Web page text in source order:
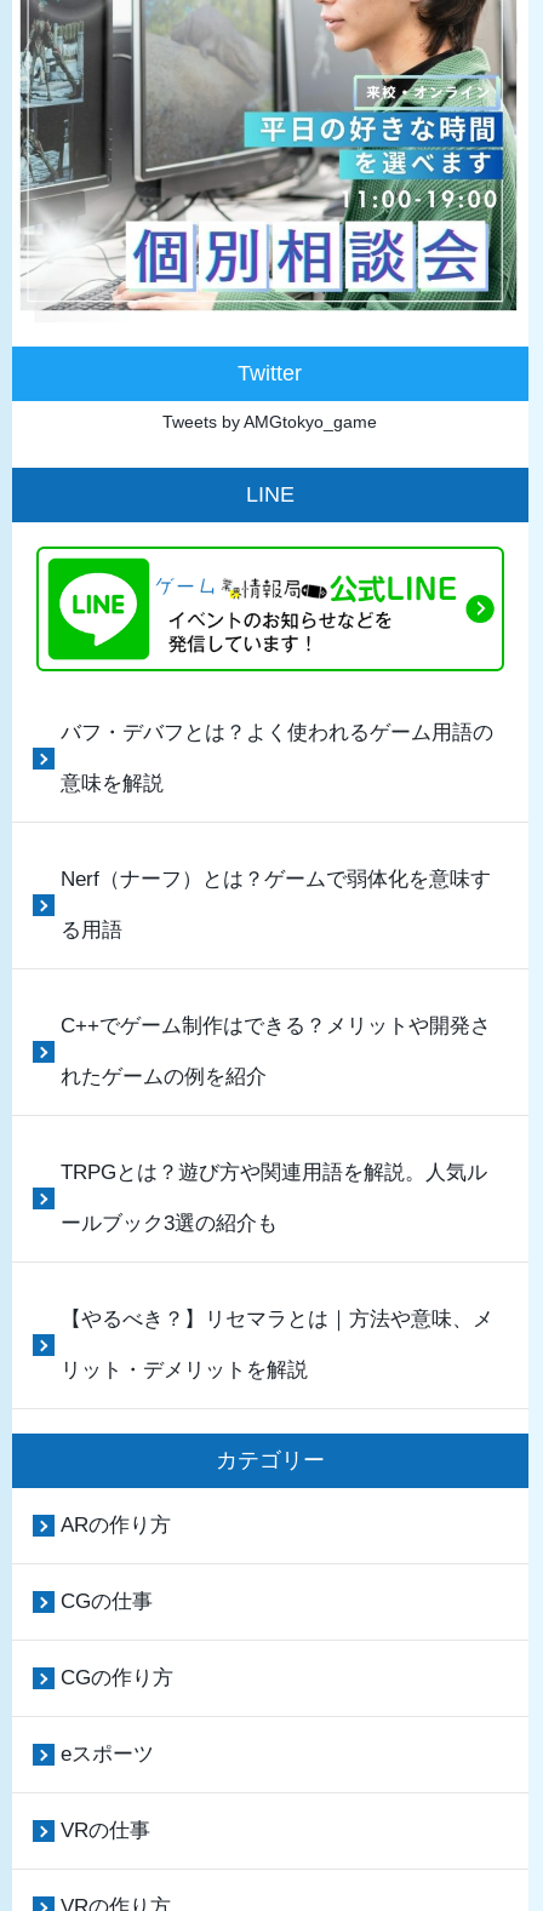
Twitter
Tweets by AMGtokyo_game
LINE
バフ・デバフとは？よく使われるゲーム用語の
意味を解説
Nerf（ナーフ）とは？ゲームで弱体化を意味す
る用語
C++でゲーム制作はできる？メリットや開発さ
れたゲームの例を紹介
TRPGとは？遊び方や関連用語を解説。人気ル
ールブック3選の紹介も
【やるべき？】リセマラとは｜方法や意味、メ
リット・デメリットを解説
カテゴリー
ARの作り方
CGの仕事
CGの作り方
eスポーツ
VRの仕事